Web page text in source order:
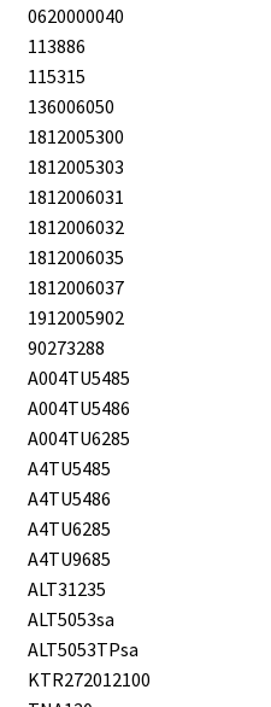
0620000040
113886
115315
136006050
1812005300
1812005303
1812006031
1812006032
1812006035
1812006037
1912005902
90273288
A004TU5485
A004TU5486
A004TU6285
A4TU5485
A4TU5486
A4TU6285
A4TU9685
ALT31235
ALT5053sa
ALT5053TPsa
KTR272012100